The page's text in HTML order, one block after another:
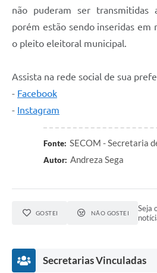
Junta de Serviço Militar
não puderam ser
porém estão sendo inseridas em
o pleito eleitoral municipal.
Assista na rede social de sua
- Facebook
- Instagram
Fonte: SECOM - Secretaria
Autor: Andreza Sega
GOSTEI NÃO GOSTEI
Seja
Secretarias Vinculadas